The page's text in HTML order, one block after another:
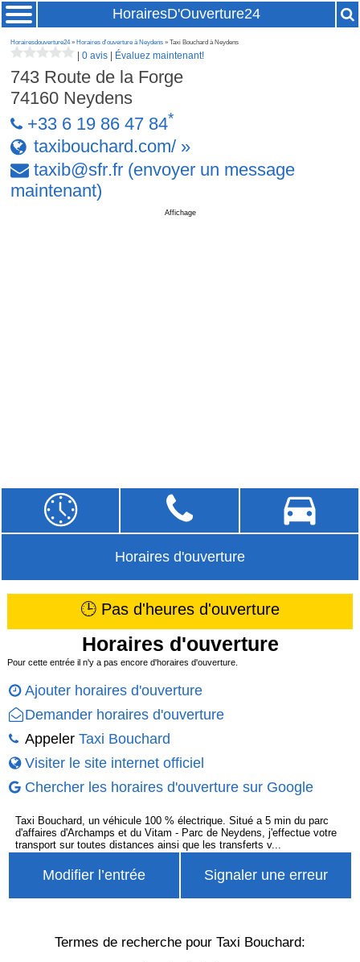
HorairesD'Ouverture24
Horairesdouverture24» Horaires d'ouverture à Neydens » Taxi Bouchard à Neydens
|0 avis Évaluez maintenant!
743 Route de la Forge
74160 Neydens
+33 6 19 86 47 84*
taxibouchard.com/ »
taxib@sfr.fr (envoyer un message
maintenant)
Affichage
Horaires d'ouverture
🕒 Pas d'heures d'ouverture
Horaires d'ouverture
Pour cette entrée il n'y a pas encore d'horaires d'ouverture.
Ajouter horaires d'ouverture
Demander horaires d'ouverture
Appeler Taxi Bouchard
Visiter le site internet officiel
Chercher les horaires d'ouverture sur Google
Taxi Bouchard, un véhicule 100 % électrique. Situé a 5 min du parc
d'affaires d'Archamps et du Vitam - Parc de Neydens, j'effectue votre
transport sur toutes distances ainsi que les transferts v...
Modifier l’entrée Signaler une erreur
Termes de recherche pour Taxi Bouchard: